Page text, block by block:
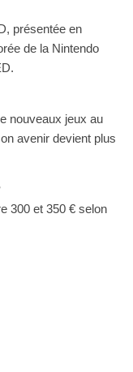
présentée en
de la Nintendo
nouveaux jeux au
avenir devient plus
300 et 350 € selon